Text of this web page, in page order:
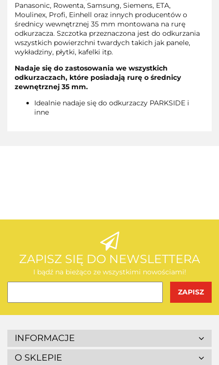
Panasonic, Rowenta, Samsung, Siemens, ETA,
Moulinex, Profi, Einhell oraz innych producentów o
średnicy wewnętrznej 35 mm montowana na rurę
odkurzacza. Szczotka przeznaczona jest do odkurzania
wszystkich powierzchni twardych takich jak panele,
wykładziny, płytki, kafelki itp.
Nadaje się do zastosowania we wszystkich
odkurzaczach, które posiadają rurę o średnicy
zewnętrznej 35 mm.
Idealnie nadaje się do odkurzaczy PARKSIDE i
inne
AEG
ZAPISZ SIĘ DO NEWSLETTERA
I bądź na bieżąco ze wszystkimi nowościami!
INFORMACJE
O SKLEPIE